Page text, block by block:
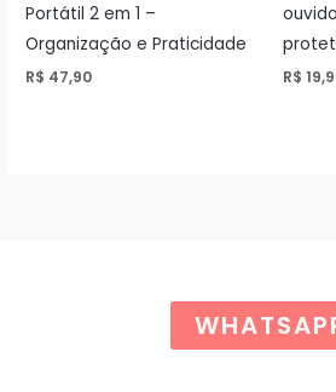
Portátil 2 em 1 –
Organização e Praticidade
R$ 47,90 R$